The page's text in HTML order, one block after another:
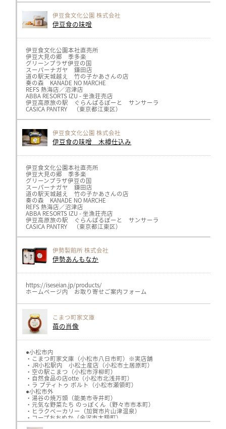
※取り扱い商品や在庫状況はそれぞれ異なりますので
各店舗までお問い合わせください
伊豆食文化公園 株式会社
伊豆食の味噌
伊豆食文化公園本社直売所
伊豆大見の郷 季多楽
グリーンプラザ伊豆の国
スーパーナガヤ 鎌田店
道の駅天城越え 竹の子かあさんの店
奏の森 KANADE NO MARCHE
REFS 熱海店／沼津店
ABBA RESORTS IZU - 坐漁荘売店
伊豆高原旅の駅 ぐらんぱるぽーと サンサーラ
CASICA PANTRY （東京都江東区）
※取り扱い商品や在庫状況はそれぞれ異なりますので
各店舗までお問い合わせください
伊豆食文化公園 株式会社
伊豆食の味噌 木樽仕込み
伊豆食文化公園本社直売所
伊豆大見の郷 季多楽
グリーンプラザ伊豆の国
スーパーナガヤ 鎌田店
道の駅天城越え 竹の子かあさんの店
奏の森 KANADE NO MARCHE
REFS 熱海店／沼津店
ABBA RESORTS IZU - 坐漁荘売店
伊豆高原旅の駅 ぐらんぱるぽーと サンサーラ
CASICA PANTRY （東京都江東区）
※取り扱い商品や在庫状況はそれぞれ異なりますので
各店舗までお問い合わせください
伊勢製餡所 株式会社
伊勢あんもなか
https://iseseian.jp/products/
ホームページ内 お取り寄せご案内フォーム
こまつ町家文庫
苺の肖像
●小松市内
・こまつ町家文庫（小松市八日市町）※実店舗
・JR小松駅内 小松土産店（小松市土居原町）
・空の駅こまつ（小松市浮柳町）
・自然食品の店otte（小松市北浅井町）
・ラ プティトゥ ポルト（小松市瀬領町）
●小松市外
・湯谷の焼万頭（能美市寺井町）
・元気な野菜たち のっぽくん（野々市市本町）
・ヒラクベーカリー（加賀市片山津温泉）
・コープおおぬか（金沢市大額町）
・MIHON ICHI KANAZAWA（金沢フォーラス１F）